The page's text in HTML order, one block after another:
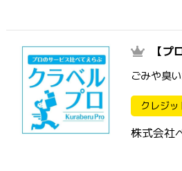
【
ごみや臭
クレジ
株式会社